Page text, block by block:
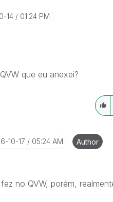
14 01:24 PM
que eu anexei?
10-17 05:24 AM Author
no QVW, porém,